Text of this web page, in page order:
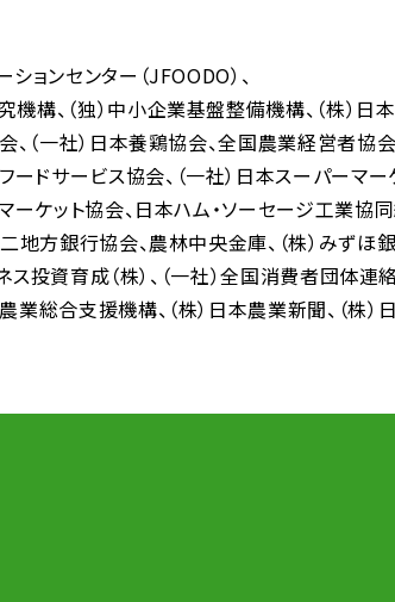
ョンセンター（JFOODO）
機構 （独）中小企業基盤整備機構 （株）日
（一社）日本養鶏協会 全国農業経営者協会
フードサービス協会 （一社）日本スーパーマ
ーケット協会 日本ハム・ソーセージ工業協
二地方銀行協会 農林中央金庫 （株）みずほ
ス投資育成（株）
（一社）全国消費者団体連
業総合支援機構 （株）日本農業新聞
（株